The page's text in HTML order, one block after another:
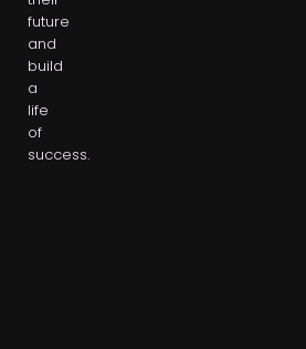
future
and
build
a
life
of
success.